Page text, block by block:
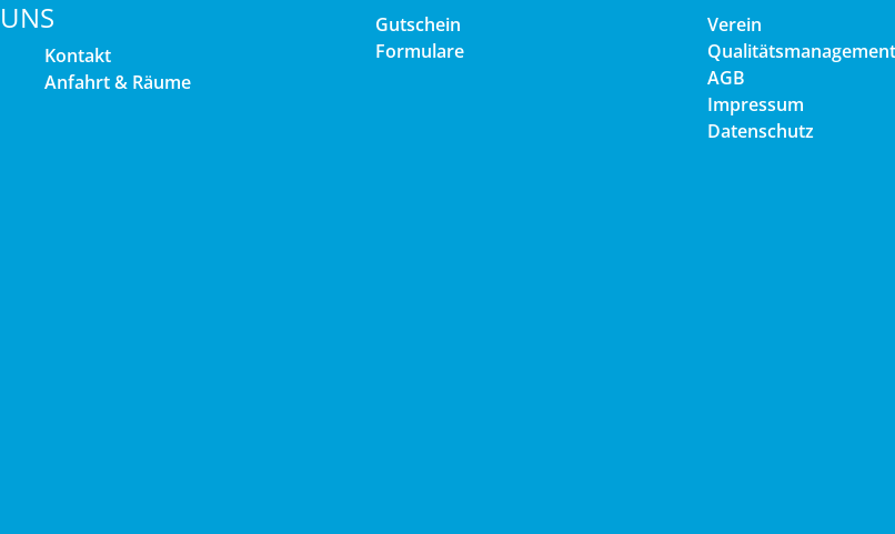
UNS
Kontakt
Anfahrt & Räume
Gutschein
Formulare
Verein
Qualitätsmanagement
AGB
Impressum
Datenschutz